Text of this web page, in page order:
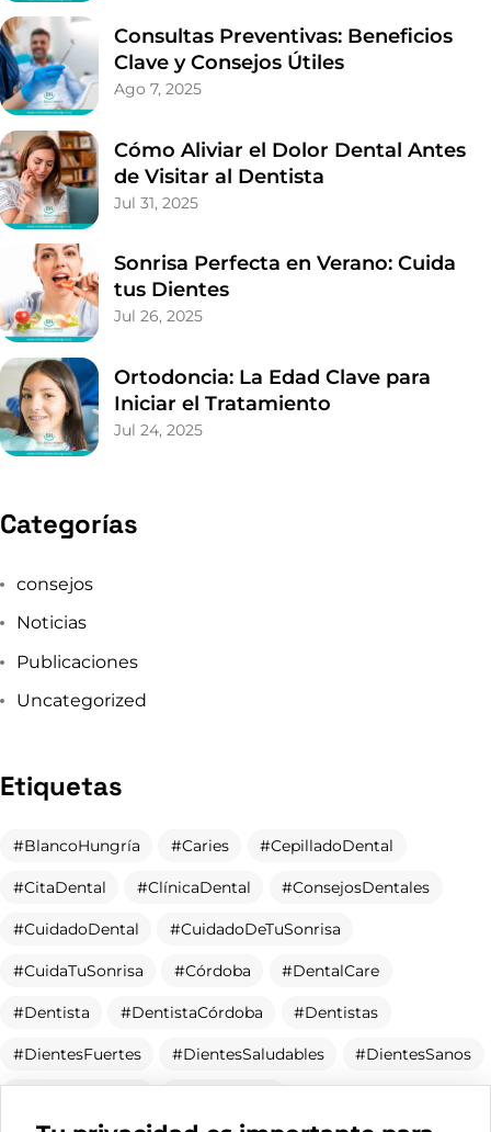
Consultas Preventivas: Beneficios
Clave y Consejos Útiles
Ago 7, 2025
Cómo Aliviar el Dolor Dental Antes
de Visitar al Dentista
Jul 31, 2025
Sonrisa Perfecta en Verano: Cuida
tus Dientes
Jul 26, 2025
Ortodoncia: La Edad Clave para
Iniciar el Tratamiento
Jul 24, 2025
Categorías
consejos
Noticias
Publicaciones
Uncategorized
Etiquetas
BlancoHungría Caries CepilladoDental
CitaDental ClínicaDental ConsejosDentales
CuidadoDental CuidadoDeTuSonrisa
CuidaTuSonrisa Córdoba DentalCare
Dentista DentistaCórdoba Dentistas
DientesFuertes DientesSaludables DientesSanos